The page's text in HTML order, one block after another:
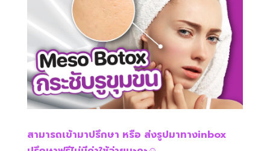
สามารถเข้ามาปรึกษา หรือ ส่งรูปมาทางinbox